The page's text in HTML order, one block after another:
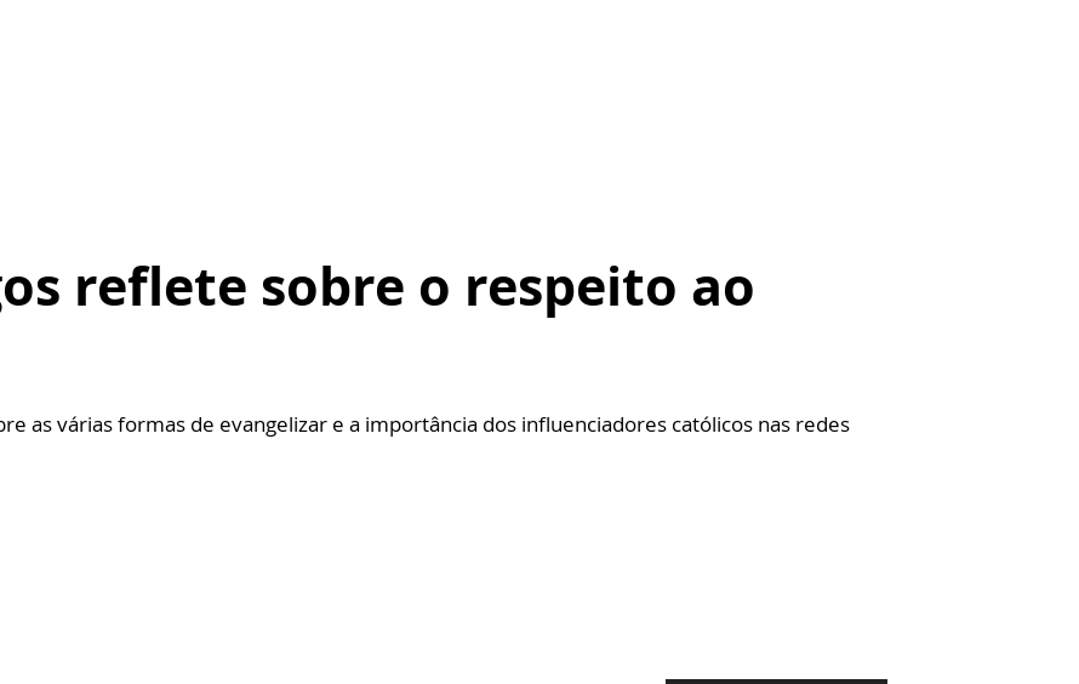
reflete sobre o respeito ao
as várias formas de evangelizar e a importância dos influenciadores católicos nas redes